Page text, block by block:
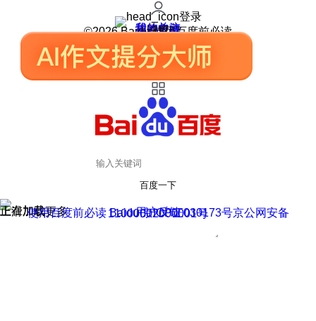
登录
我的关注
我的收藏
皮肤中心
用户反馈
设置
©2026 Baidu 使用百度前必读
百度一下
正在加载
上滑加载更多 用户反馈
使用百度前必读 Baidu 京ICP证030173号
京公网安备11000002000001号